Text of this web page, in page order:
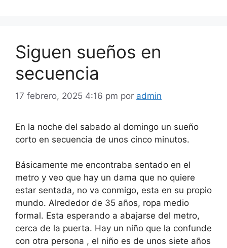
Siguen sueños en
secuencia
17 febrero, 2025 4:16 pm por admin
En la noche del sabado al domingo un sueño
corto en secuencia de unos cinco minutos.
Básicamente me encontraba sentado en el
metro y veo que hay un dama que no quiere
estar sentada, no va conmigo, esta en su propio
mundo. Alrededor de 35 años, ropa medio
formal. Esta esperando a abajarse del metro,
cerca de la puerta. Hay un niño que la confunde
con otra persona , el niño es de unos siete años